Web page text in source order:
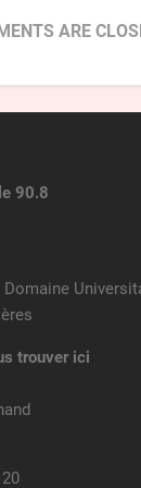
ARE
90.8
trouver ici